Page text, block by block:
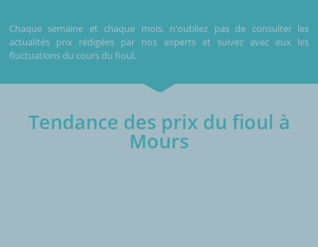
Chaque semaine et chaque mois, n'oubliez pas de consulter les
actualités prix rédigées par nos experts et suivez avec eux les
fluctuations du cours du fioul.
Tendance des prix du fioul à
Mours